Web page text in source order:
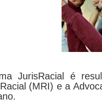
JurisRacial é
(MRI) e a